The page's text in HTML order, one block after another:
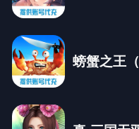
螃蟹之王